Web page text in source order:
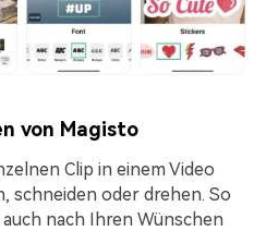
von Magisto
Clip in einem Video
schneiden oder drehen. So
auch nach Ihren Wünschen